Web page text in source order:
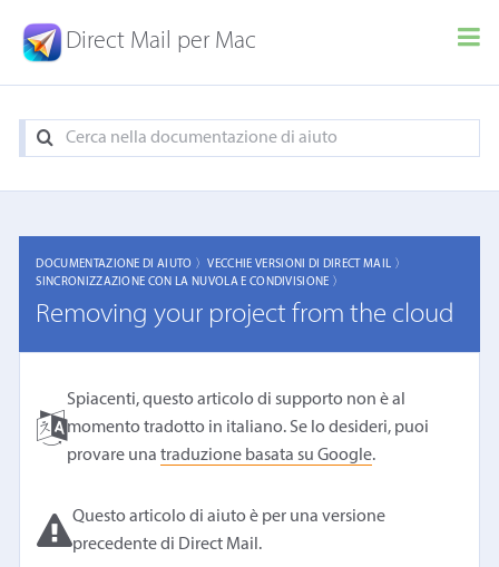
Direct Mail per Mac
DOCUMENTAZIONE DI AIUTO 〉VECCHIE VERSIONI DI DIRECT MAIL 〉
SINCRONIZZAZIONE CON LA NUVOLA E CONDIVISIONE 〉
Removing your project from the cloud
Spiacenti, questo articolo di supporto non è al
momento tradotto in italiano. Se lo desideri, puoi
provare unatraduzione basata su Google.
Questo articolo di aiuto è per una versione
precedente di Direct Mail.